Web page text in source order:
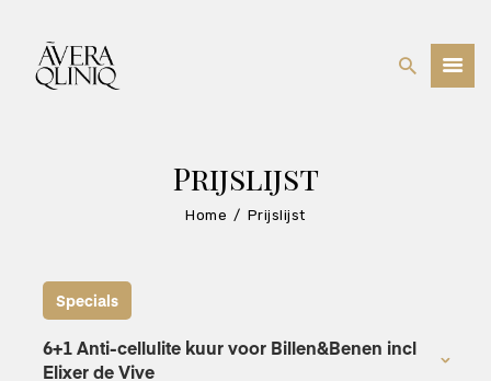
PRIJSLIJST
WEBSHOP
Prijslijst
Home Prijslijst